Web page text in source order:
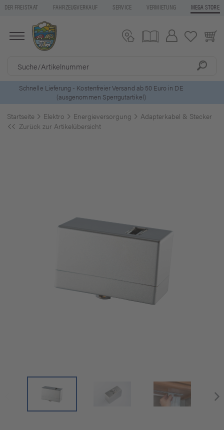
DER FREISTAAT FAHRZEUGVERKAUF SERVICE VERMIETUNG MEGA STORE
5 Euro Gutschein* bei Newsletter-Anmeldung
Startseite Elektro Energieversorgung
Adapterkabel & Stecker
Zurück zur Artikelübersicht